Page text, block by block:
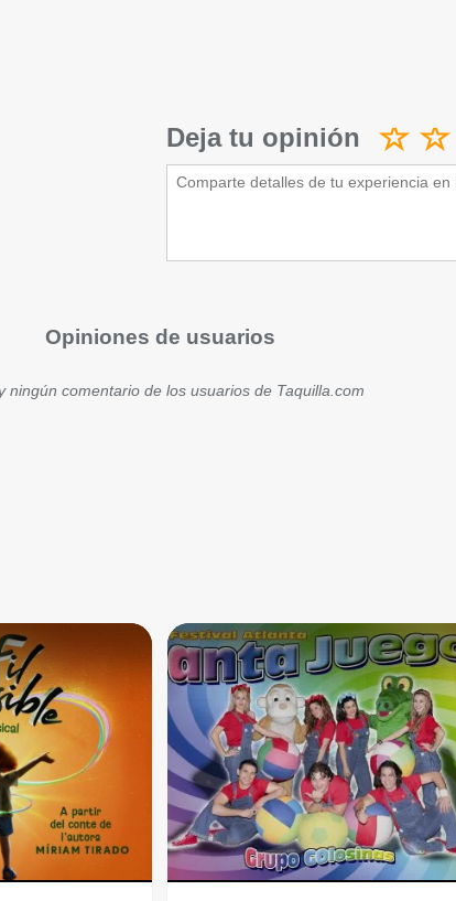
Deja tu opinión
Opiniones de usuarios
ningún comentario de los usuarios de Taquilla.com